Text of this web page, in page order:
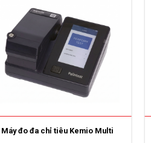
Máy đo đa chỉ tiêu Kemio Multi